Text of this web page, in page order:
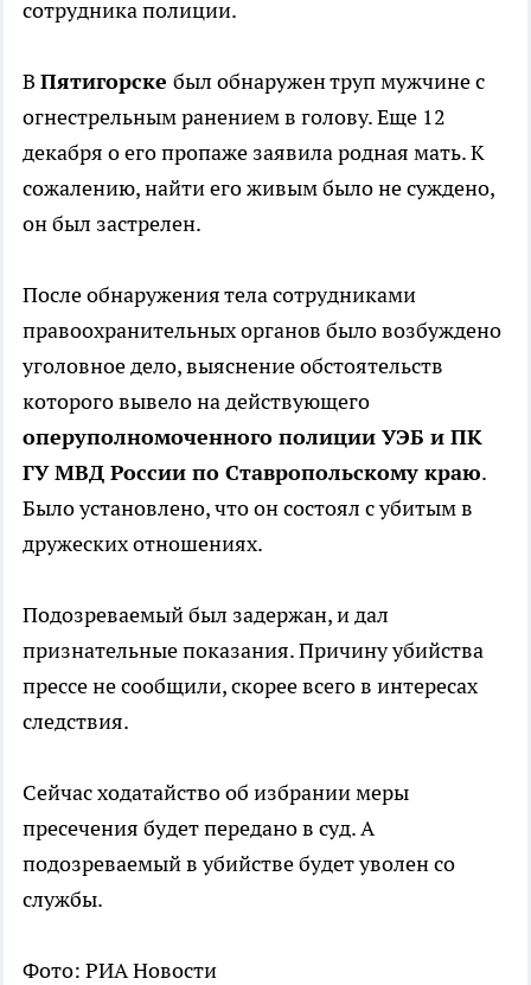
сотрудника полиции.
В Пятигорске был обнаружен труп мужчине с
огнестрельным ранением в голову. Еще 12
декабря о его пропаже заявила родная мать. К
сожалению, найти его живым было не суждено,
он был застрелен.
После обнаружения тела сотрудниками
правоохранительных органов было возбуждено
уголовное дело, выяснение обстоятельств
которого вывело на действующего
оперуполномоченного полиции УЭБ и ПК
ГУ МВД России по Ставропольскому краю.
Было установлено, что он состоял с убитым в
дружеских отношениях.
Подозреваемый был задержан, и дал
признательные показания. Причину убийства
прессе не сообщили, скорее всего в интересах
следствия.
Сейчас ходатайство об избрании меры
пресечения будет передано в суд. А
подозреваемый в убийстве будет уволен со
службы.
Фото: РИА Новости